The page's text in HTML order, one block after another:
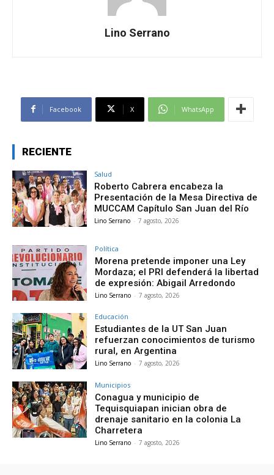
Lino Serrano
Facebook X WhatsApp
RECIENTE
Salud
Roberto Cabrera encabeza la
Presentación de la Mesa Directiva de
MUCCAM Capítulo San Juan del Río
Lino Serrano - 7 agosto, 2026
Política
Morena pretende imponer una Ley
Mordaza; el PRI defenderá la libertad
de expresión: Abigail Arredondo
Lino Serrano - 7 agosto, 2026
Educación
Estudiantes de la UT San Juan
refuerzan conocimientos de turismo
rural, en Argentina
Lino Serrano - 7 agosto, 2026
Municipios
Conagua y municipio de
Tequisquiapan inician obra de
drenaje sanitario en la colonia La
Charretera
Lino Serrano - 7 agosto, 2026